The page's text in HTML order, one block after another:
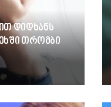
დიდხანს
თრომბი